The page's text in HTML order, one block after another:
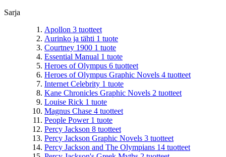
Sarja
Apollon 3 tuotteet
Aurinko ja tähti 1 tuote
Courtney 1900 1 tuote
Essential Manual 1 tuote
Heroes of Olympus 6 tuotteet
Heroes of Olympus Graphic Novels 4 tuotteet
Internet Celebrity 1 tuote
Kane Chronicles Graphic Novels 2 tuotteet
Louise Rick 1 tuote
Magnus Chase 4 tuotteet
People Power 1 tuote
Percy Jackson 8 tuotteet
Percy Jackson Graphic Novels 3 tuotteet
Percy Jackson and The Olympians 14 tuotteet